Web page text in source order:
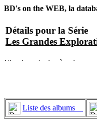
BD's on the WEB, la
Détails pour la Série
Les Grandes
Liste des albums